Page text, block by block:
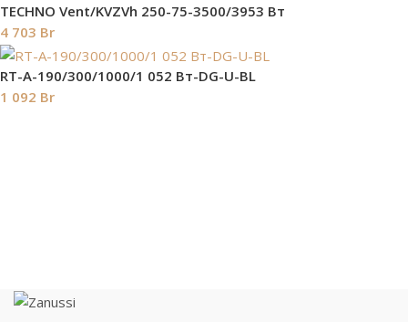
TECHNO Vent/KVZVh 250-75-3500/3953 Вт
4 703 Br
RT-A-190/300/1000/1 052 Вт-DG-U-BL
1 092 Br